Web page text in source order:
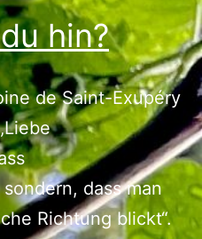
hin?
de Saint-Exupéry
dass man
Richtung blickt“.